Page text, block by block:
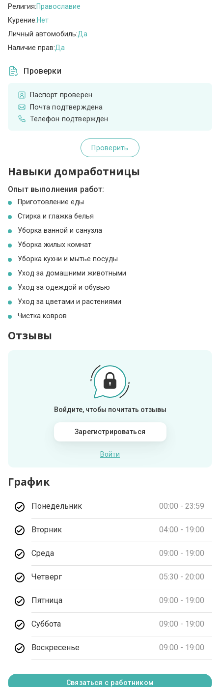
Религия:Православие
Курение:Нет
Личный автомобиль:Да
Наличие прав:Да
Проверки
Паспорт проверен
Почта подтверждена
Телефон подтвержден
Проверить
Навыки домработницы
Опыт выполнения работ:
Приготовление еды
Стирка и глажка белья
Уборка ванной и санузла
Уборка жилых комнат
Уборка кухни и мытье посуды
Уход за домашними животными
Уход за одеждой и обувью
Уход за цветами и растениями
Чистка ковров
Отзывы
Войдите, чтобы почитать отзывы
Зарегистрироваться
Войти
График
Понедельник 00:00 - 23:59
Вторник 04:00 - 19:00
Среда 09:00 - 19:00
Четверг 05:30 - 20:00
Пятница 09:00 - 19:00
Суббота 09:00 - 19:00
Воскресенье 09:00 - 19:00
Связаться с работником